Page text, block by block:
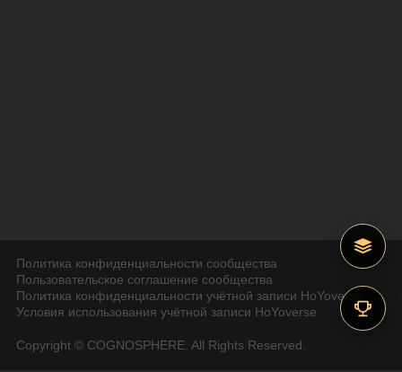
Политика конфиденциальности сообщества
Пользовательское соглашение сообщества
Политика конфиденциальности учётной записи HoYoverse
Условия использования учётной записи HoYoverse
Copyright © COGNOSPHERE. All Rights Reserved.